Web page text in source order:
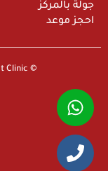
جولة بالمركز
احجز موعد
© powered by Medica scope | Egypt Clinic